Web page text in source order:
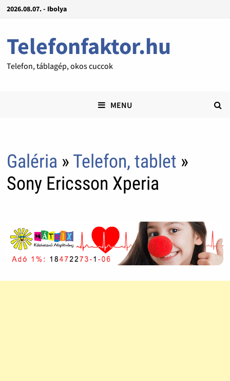
2026.08.07. - Ibolya
Telefonfaktor.hu
Telefon, táblagép, okos cuccok
MENU
Galéria » Telefon, tablet »
Sony Ericsson Xperia